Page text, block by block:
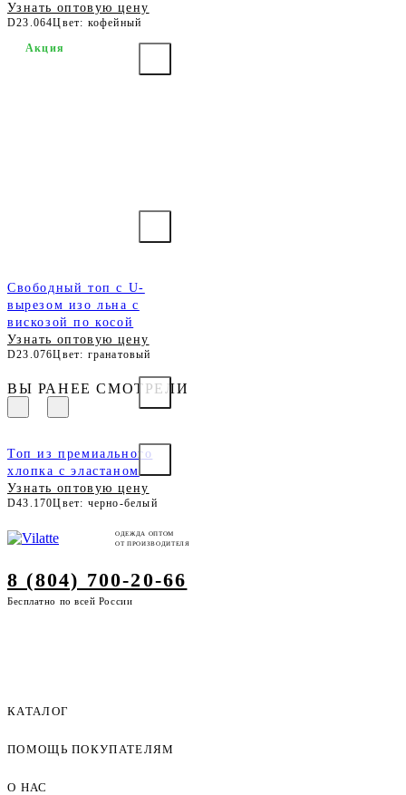
Узнать оптовую цену
D23.064Цвет: кофейный
Свободный топ с U-
вырезом изо льна с
вискозой по косой
Узнать оптовую цену
D23.076Цвет: гранатовый
Акция
ВЫ РАНЕЕ СМОТРЕЛИ
Топ из премиального
хлопка с эластаном
Узнать оптовую цену
D43.170Цвет: черно-белый
ОДЕЖДА ОПТОМ
ОТ ПРОИЗВОДИТЕЛЯ
8 (804) 700-20-66
Бесплатно по всей России
КАТАЛОГ
Женская одежда оптом
Мужская одежда оптом
ПОМОЩЬ ПОКУПАТЕЛЯМ
О НАС